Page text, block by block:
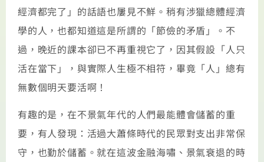
經濟都完了」的話語也屢見不鮮。稍有涉獵總體經濟
學的人，也都知道這是所謂的「節儉的矛盾」。不
過，晚近的課本卻已不再重視它了，因其假設「人只
活在當下」，與實際人生極不相符，畢竟「人」總有
無數個明天要活啊！
有趣的是，在不景氣年代的人們最能體會儲蓄的重
要，有人發現：活過大蕭條時代的民眾對支出非常保
守，也勤於儲蓄。就在這波金融海嘯、景氣衰退的時